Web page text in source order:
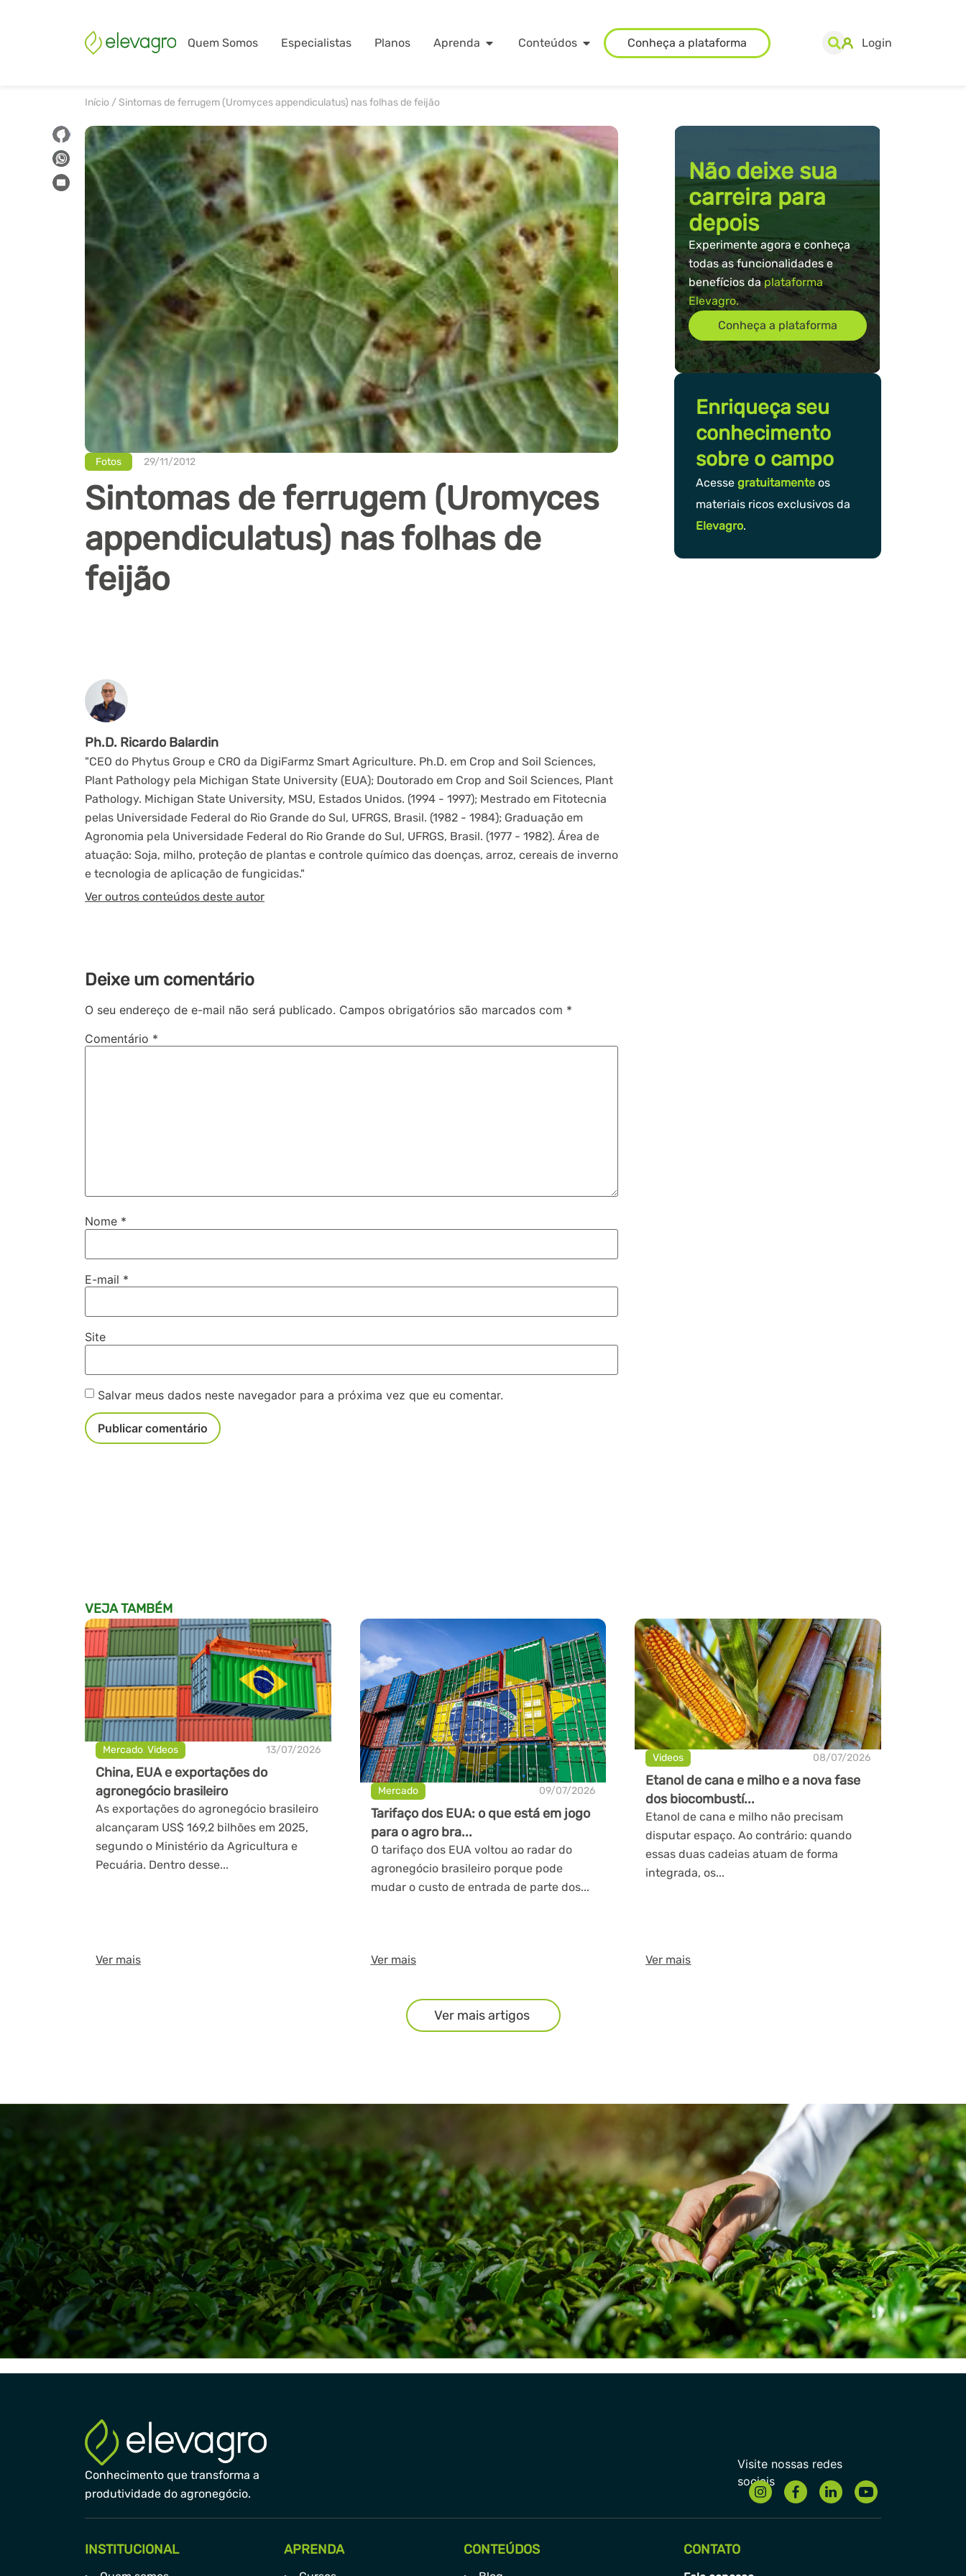
Quem Somos Especialistas Planos Aprenda Conteúdos Conheça a plataforma Login
Início /Sintomas de ferrugem (Uromyces appendiculatus) nas folhas de feijão
Fotos 29/11/2012
Sintomas de ferrugem (Uromyces
appendiculatus) nas folhas de
feijão
Ph.D. Ricardo Balardin
"CEO do Phytus Group e CRO da DigiFarmz Smart Agriculture. Ph.D. em Crop and Soil Sciences,
Plant Pathology pela Michigan State University (EUA); Doutorado em Crop and Soil Sciences, Plant
Pathology. Michigan State University, MSU, Estados Unidos. (1994 - 1997); Mestrado em Fitotecnia
pelas Universidade Federal do Rio Grande do Sul, UFRGS, Brasil. (1982 - 1984); Graduação em
Agronomia pela Universidade Federal do Rio Grande do Sul, UFRGS, Brasil. (1977 - 1982). Área de
atuação: Soja, milho, proteção de plantas e controle químico das doenças, arroz, cereais de inverno
e tecnologia de aplicação de fungicidas."
Ver outros conteúdos deste autor
Deixe um comentário
O seu endereço de e-mail não será publicado. Campos obrigatórios são marcados com *
Comentário *
Nome *
E-mail *
Site
Salvar meus dados neste navegador para a próxima vez que eu comentar.
Não deixe sua
carreira para
depois
Experimente agora e conheça
todas as funcionalidades e
benefícios daplataforma
Elevagro.
Conheça a plataforma
Enriqueça seu
conhecimento
sobre o campo
Acesse gratuitamenteos
materiais ricos exclusivos da
Elevagro.
VEJA TAMBÉM
Mercado,Videos 13/07/2026
China, EUA e exportações do
agronegócio brasileiro
As exportações do agronegócio brasileiro
alcançaram US$ 169,2 bilhões em 2025,
segundo o Ministério da Agricultura e
Pecuária. Dentro desse...
Ver mais
Mercado 09/07/2026
Tarifaço dos EUA: o que está em jogo
para o agro bra...
O tarifaço dos EUA voltou ao radar do
agronegócio brasileiro porque pode
mudar o custo de entrada de parte dos...
Ver mais
Videos 08/07/2026
Etanol de cana e milho e a nova fase
dos biocombustí...
Etanol de cana e milho não precisam
disputar espaço. Ao contrário: quando
essas duas cadeias atuam de forma
integrada, os...
Ver mais
Ver mais artigos
Conhecimento que transforma a
produtividade do agronegócio.
INSTITUCIONAL APRENDA CONTEÚDOS CONTATO